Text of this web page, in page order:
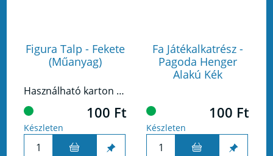
Figura Talp - Fekete
(Műanyag)
Használható karton illetve kártyalapokhoz.
100 Ft
Készleten
Fa Játékalkatrész -
Pagoda Henger
Alakú Kék
100 Ft
Készleten